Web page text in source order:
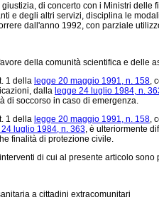
di concerto con i Ministri delle
e degli altri servizi, disciplina le
dall'anno 1992, con parziale
della comunità scientifica e delle
1 della legge 20 maggio 1991, n. 158,
dalla legge 24 luglio 1984, n.
di soccorso in caso di emergenza.
1 della legge 20 maggio 1991, n. 158,
24 luglio 1984, n. 363, è ulteriormente
finalità di protezione civile.
di cui al presente articolo sono
a cittadini extracomunitari